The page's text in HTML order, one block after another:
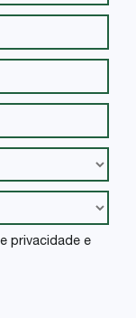
privacidade e